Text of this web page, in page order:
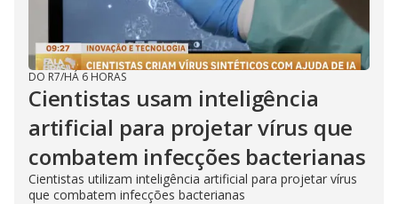
DO R7/HÁ 6 HORAS
Cientistas usam inteligência
artificial para projetar vírus que
combatem infecções bacterianas
Cientistas utilizam inteligência artificial para projetar vírus
que combatem infecções bacterianas